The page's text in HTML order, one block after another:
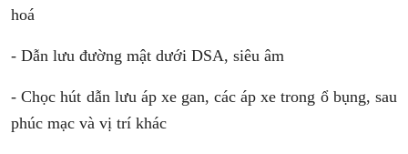
hoá
- Dẫn lưu đường mật dưới DSA, siêu âm
- Chọc hút dẫn lưu áp xe gan, các áp xe trong ổ bụng, sau
phúc mạc và vị trí khác